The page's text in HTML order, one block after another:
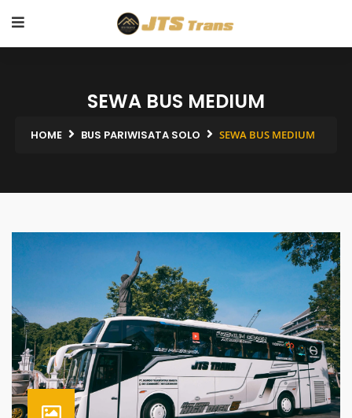
SEWA BUS MEDIUM
HOME BUS PARIWISATA SOLO SEWA BUS MEDIUM